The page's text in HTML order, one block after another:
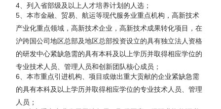
4、列入省部级及以上人才培养计划的人选；
5、本市金融、贸易、航运等现代服务业重点机构，高新技术
产业化重点领域，高新技术企业，高新技术成果转化项目，在
沪跨国公司地区总部及地区总部投资设立的具有独立法人资格
的研发中心紧缺急需的具有本科及以上学历并取得相应学位的
专业技术人员、管理人员和创新团队核心成员；
6、本市重点引进机构、项目或做出重大贡献的企业紧缺急需
的具有本科及以上学历并取得相应学位的专业技术人员、管理
人员；